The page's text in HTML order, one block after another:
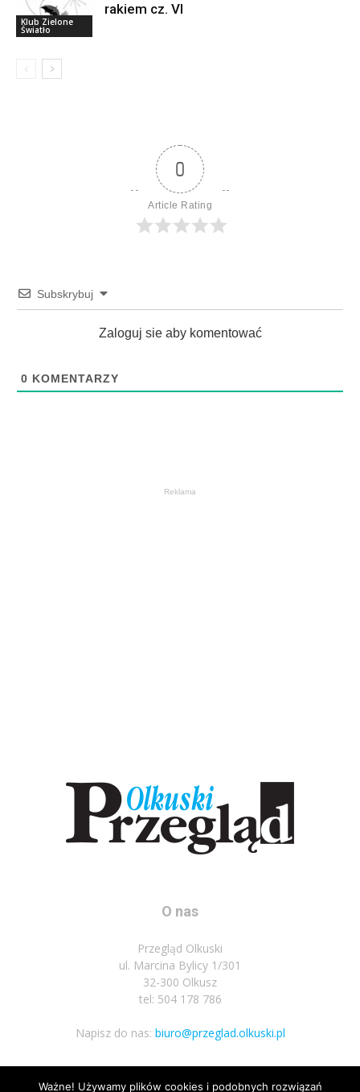
Klub Zielone
Światło
rakiem cz. VI
0
Article Rating
Subskrybuj
Zaloguj sie aby komentować
0 KOMENTARZY
Reklama
O nas
Przegląd Olkuski
ul. Marcina Bylicy 1/301
32-300 Olkusz
tel: 504 178 786
Napisz do nas: biuro@przeglad.olkuski.pl
Ważne! Używamy plików cookies i podobnych rozwiązań